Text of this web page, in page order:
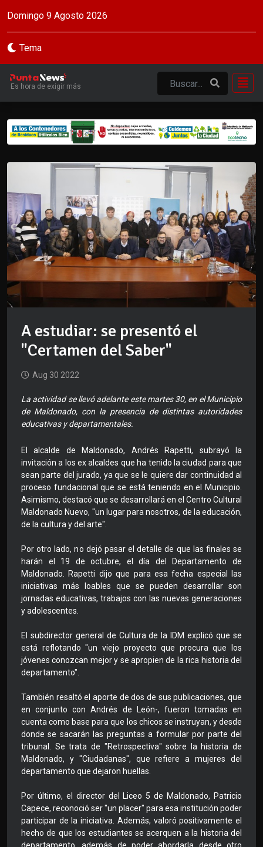
Domingo 9 Agosto 2026
Tema
Es hora de exigir más
A estudiar: se presentó el
"Certamen del Saber"
Aug 30 2022
La actividad se llevó adelante este martes 30, en el Municipio
de Maldonado, con la presencia de distintas autoridades
educativas y departamentales.
El alcalde de Maldonado, Andrés Rapetti, subrayó la
invitación a los ex alcaldes que ha tenido la ciudad para que
sean parte del jurado, ya que se le quiere dar continuidad al
proceso fundacional que se está teniendo en el Municipio.
Asimismo, destacó que se desarrollará en el Centro Cultural
Maldonado Nuevo, "un lugar para nosotros, de la educación,
de la cultura y del arte".
Por otro lado, no dejó pasar el detalle de que las finales se
harán el 19 de octubre, el día del Departamento de
Maldonado. Rapetti dijo que para esa fecha especial las
iniciativas más loables que se pueden desarrollar son
jornadas educativas, trabajos con las nuevas generaciones
y adolescentes.
El subdirector general de Cultura de la IDM explicó que se
está reflotando "un viejo proyecto que procura que los
jóvenes conozcan mejor y se apropien de la rica historia del
departamento".
También resaltó el aporte de dos de sus publicaciones, que
en conjunto con Andrés de León-, fueron tomadas en
cuenta como base para que los chicos se instruyan, y desde
donde se sacarán las preguntas a formular por parte del
tribunal. Se trata de "Retrospectiva" sobre la historia de
Maldonado, y "Ciudadanas", que refiere a mujeres del
departamento que dejaron huellas.
Por último, el director del Liceo 5 de Maldonado, Patricio
Capece, reconoció ser "un placer" para esa institución poder
participar de la iniciativa. Además, valoró positivamente el
hecho de que los estudiantes se acerquen a la historia del